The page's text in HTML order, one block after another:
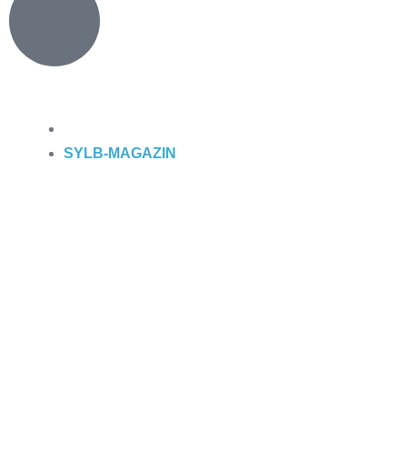
SYLB-MAGAZIN